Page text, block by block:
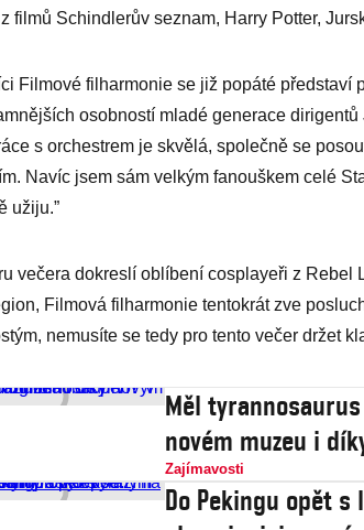
filmů Schindlerův seznam, Harry Potter,
Filmové filharmonie se již popáté představí
osobností mladé generace dirigentů
s orchestrem je skvělá, společně se
Navíc jsem sám velkým fanouškem celé
užiju.”
večera dokreslí oblíbení cosplayeři z Rebel
Filmová filharmonie tentokrát zve
nemusíte se tedy pro tento večer držet
Měl
novém muzeu i
Zajímavosti
Do Pekingu opět